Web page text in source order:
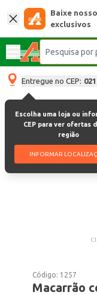
Baixe
exclusivos
Entregue no CEP:
Escolha uma loja ou
CEP para ver ofertas
região
INFORMAR
Código: 1257
Macarrão